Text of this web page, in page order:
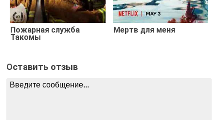
Пожарная служба
Такомы
Мертв для меня
Оставить отзыв